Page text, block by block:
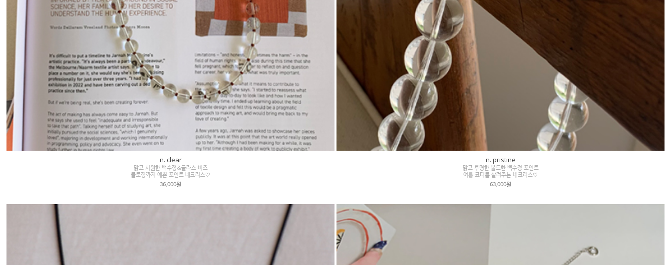
n. clear
맑고 시원한 백수정&글라스 비즈
클로징까지 예쁜 포인트 네크리스♡
36,000원
n. pristine
맑고 투명한 볼드한 백수정 포인트
여름 코디를 살려주는 네크리스♡
63,000원